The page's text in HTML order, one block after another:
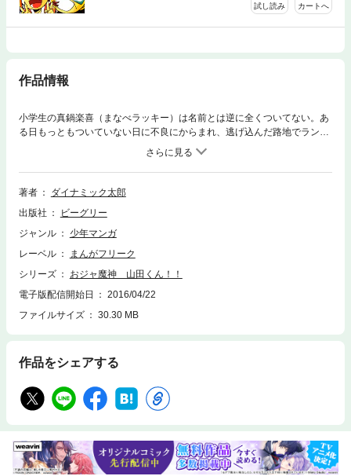
試し読み カートへ
作品情報
小学生の真鍋楽喜（まなべラッキー）は名前とは逆に全くついてない。あ
る日もっともついていない日に不良にからまれ、逃げ込んだ路地でランプ
を拾い、擦ってみると魔神が！？果たして楽喜くんは魔神と会って名前の
通りにラッキーな小学生になれるのか！？
著者
ダイナミック太郎
出版社
ビーグリー
ジャンル
少年マンガ
レーベル
まんがフリーク
シリーズ
おジャ魔神 山田くん！！
電子版配信開始日
2016/04/22
ファイルサイズ
30.30 MB
作品をシェアする